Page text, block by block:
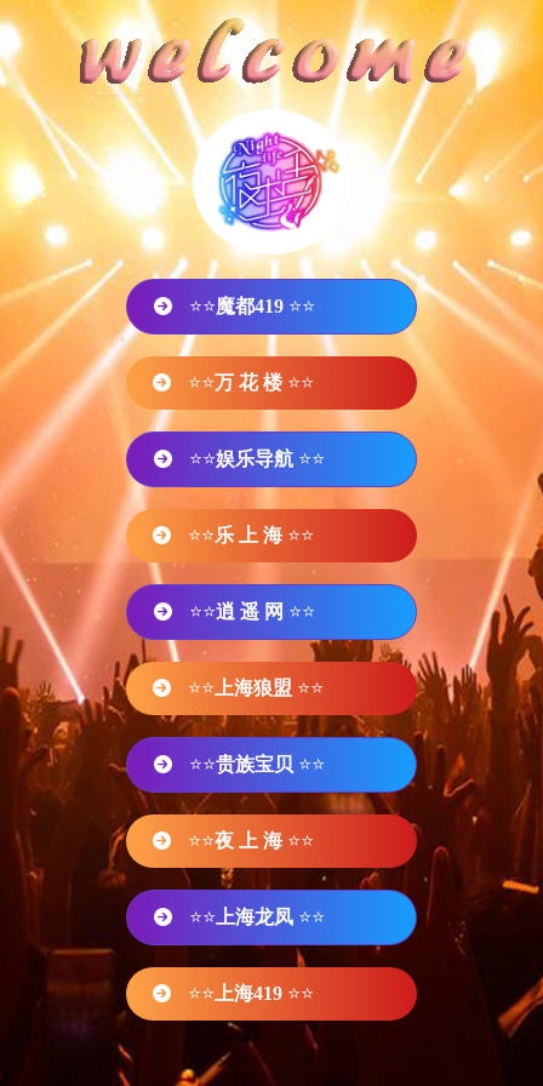
⭐⭐魔都419 ⭐⭐
⭐⭐万 花 楼 ⭐⭐
⭐⭐娱乐导航 ⭐⭐
⭐⭐乐 上 海 ⭐⭐
⭐⭐逍 遥 网 ⭐⭐
⭐⭐ 上海狼盟 ⭐⭐
⭐⭐贵族宝贝 ⭐⭐
⭐⭐夜 上 海 ⭐⭐
⭐⭐ 上海龙凤 ⭐⭐
⭐⭐ 上海419 ⭐⭐